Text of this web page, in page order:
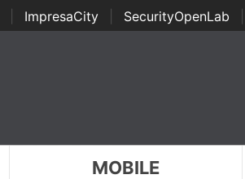
ImpresaCity SecurityOpenLab
Awards
MOBILE